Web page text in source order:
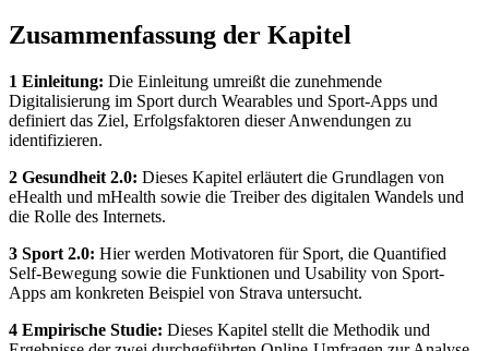
Zusammenfassung der Kapitel
1 Einleitung: Die Einleitung umreißt die zunehmende
Digitalisierung im Sport durch Wearables und Sport-Apps und
definiert das Ziel, Erfolgsfaktoren dieser Anwendungen zu
identifizieren.
2 Gesundheit 2.0: Dieses Kapitel erläutert die Grundlagen von
eHealth und mHealth sowie die Treiber des digitalen Wandels und
die Rolle des Internets.
3 Sport 2.0: Hier werden Motivatoren für Sport, die Quantified
Self-Bewegung sowie die Funktionen und Usability von Sport-
Apps am konkreten Beispiel von Strava untersucht.
4 Empirische Studie: Dieses Kapitel stellt die Methodik und